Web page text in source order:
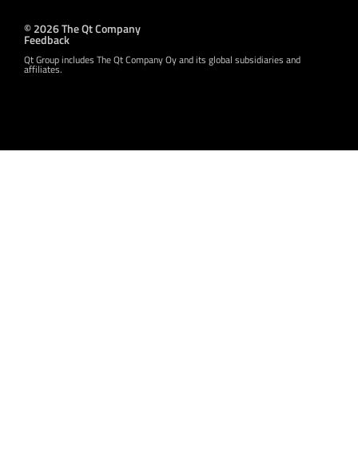
© 2026 The Qt Company
Feedback
Qt Group includes The Qt Company Oy and its global subsidiaries and
affiliates.